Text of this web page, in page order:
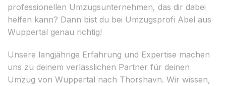
professionellen Umzugsunternehmen, das dir dabei
helfen kann? Dann bist du bei Umzugsprofi Abel aus
Wuppertal genau richtig!
Unsere langjährige Erfahrung und Expertise machen
uns zu deinem verlässlichen Partner für deinen
Umzug von Wuppertal nach Thorshavn. Wir wissen,